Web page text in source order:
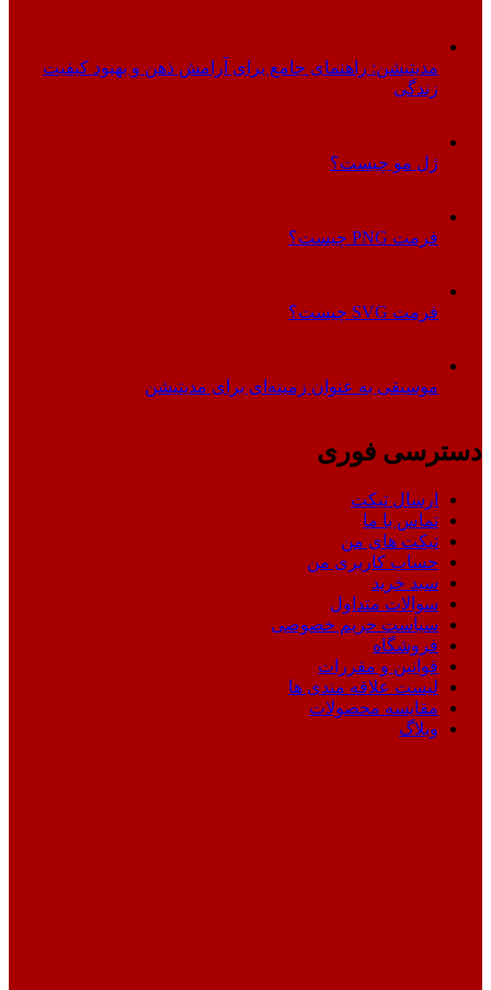
مدیتیشن: راهنمای جامع برای آرامش ذهن و بهبود کیفیت
زندگی
ژل مو چیست؟
فرمت PNG چیست؟
فرمت SVG چیست؟
موسیقی به عنوان زمینه‌ای برای مدیتیشن
دسترسی فوری
ارسال تیکت
تماس با ما
تیکت های من
حساب کاربری من
سبد خرید
سوالات متداول
سیاست حریم خصوصی
فروشگاه
قوانین و مقررات
لیست علاقه مندی ها
مقایسه محصولات
وبلاگ